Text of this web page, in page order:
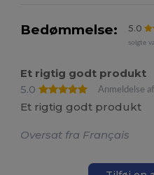
Bedømmelse: 5.0
solgte
Et rigtig godt produkt
5.0
Anmeldelse
Et rigtig godt produkt
Oversat fra Français